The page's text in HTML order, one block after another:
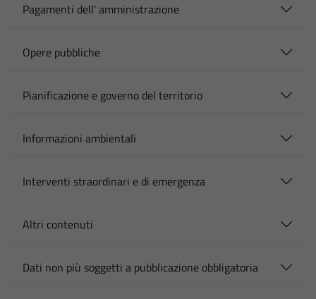
Pagamenti dell' amministrazione
Opere pubbliche
Pianificazione e governo del territorio
Informazioni ambientali
Interventi straordinari e di emergenza
Altri contenuti
Dati non più soggetti a pubblicazione obbligatoria